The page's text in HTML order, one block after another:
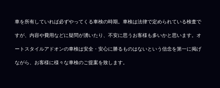
車を所有していれば必ずやってくる車検の時期。車検は法律で定められている検査で
すが、内容や費用などに疑問が湧いたり、不安に思うお客様も多いかと思います。オ
ートスタイルアドオンの車検は安全・安心に勝るものはないという信念を第一に掲げ
ながら、お客様に様々な車検のご提案を致します。